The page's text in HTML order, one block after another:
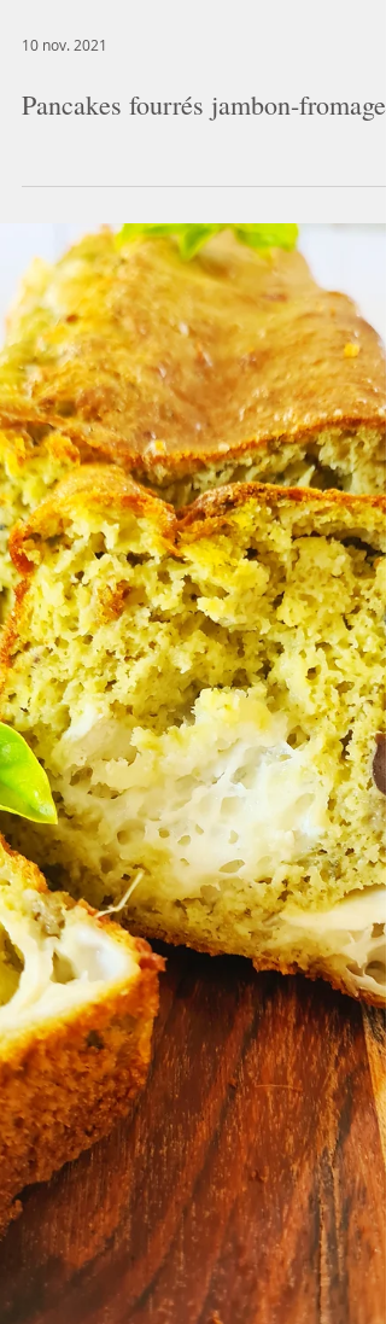
10 nov. 2021
Pancakes fourrés jambon-fromage